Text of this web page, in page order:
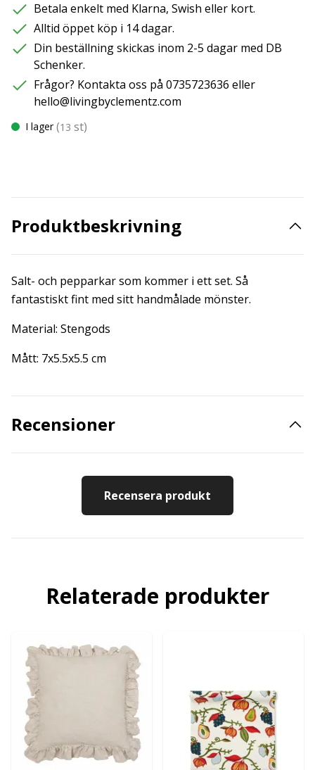
Betala enkelt med Klarna, Swish eller kort.
Alltid öppet köp i 14 dagar.
Din beställning skickas inom 2-5 dagar med DB
Schenker.
Frågor? Kontakta oss på 0735723636 eller
hello@livingbyclementz.com
I lager (13 st)
Produktbeskrivning
Salt- och pepparkar som kommer i ett set. Så
fantastiskt fint med sitt handmålade mönster.
Material: Stengods
Mått: 7x5.5x5.5 cm
Recensioner
Recensera produkt
Relaterade produkter